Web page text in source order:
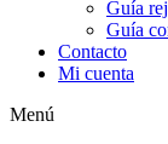
Guía
Guía
Contacto
Mi cuenta
Menú